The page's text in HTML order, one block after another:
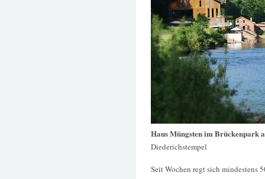
Haus Müngsten im Brückenpark
Diederichstempel
Seit Wochen regt sich mindestens